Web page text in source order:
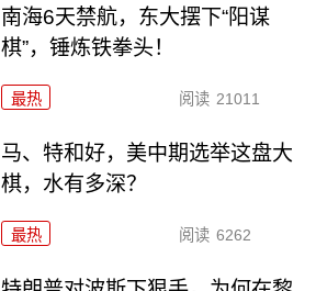
南海6天禁航，东大摆下“阳谋
棋”，锤炼铁拳头！
最热 阅读 21011
马、特和好，美中期选举这盘大
棋，水有多深？
最热 阅读 6262